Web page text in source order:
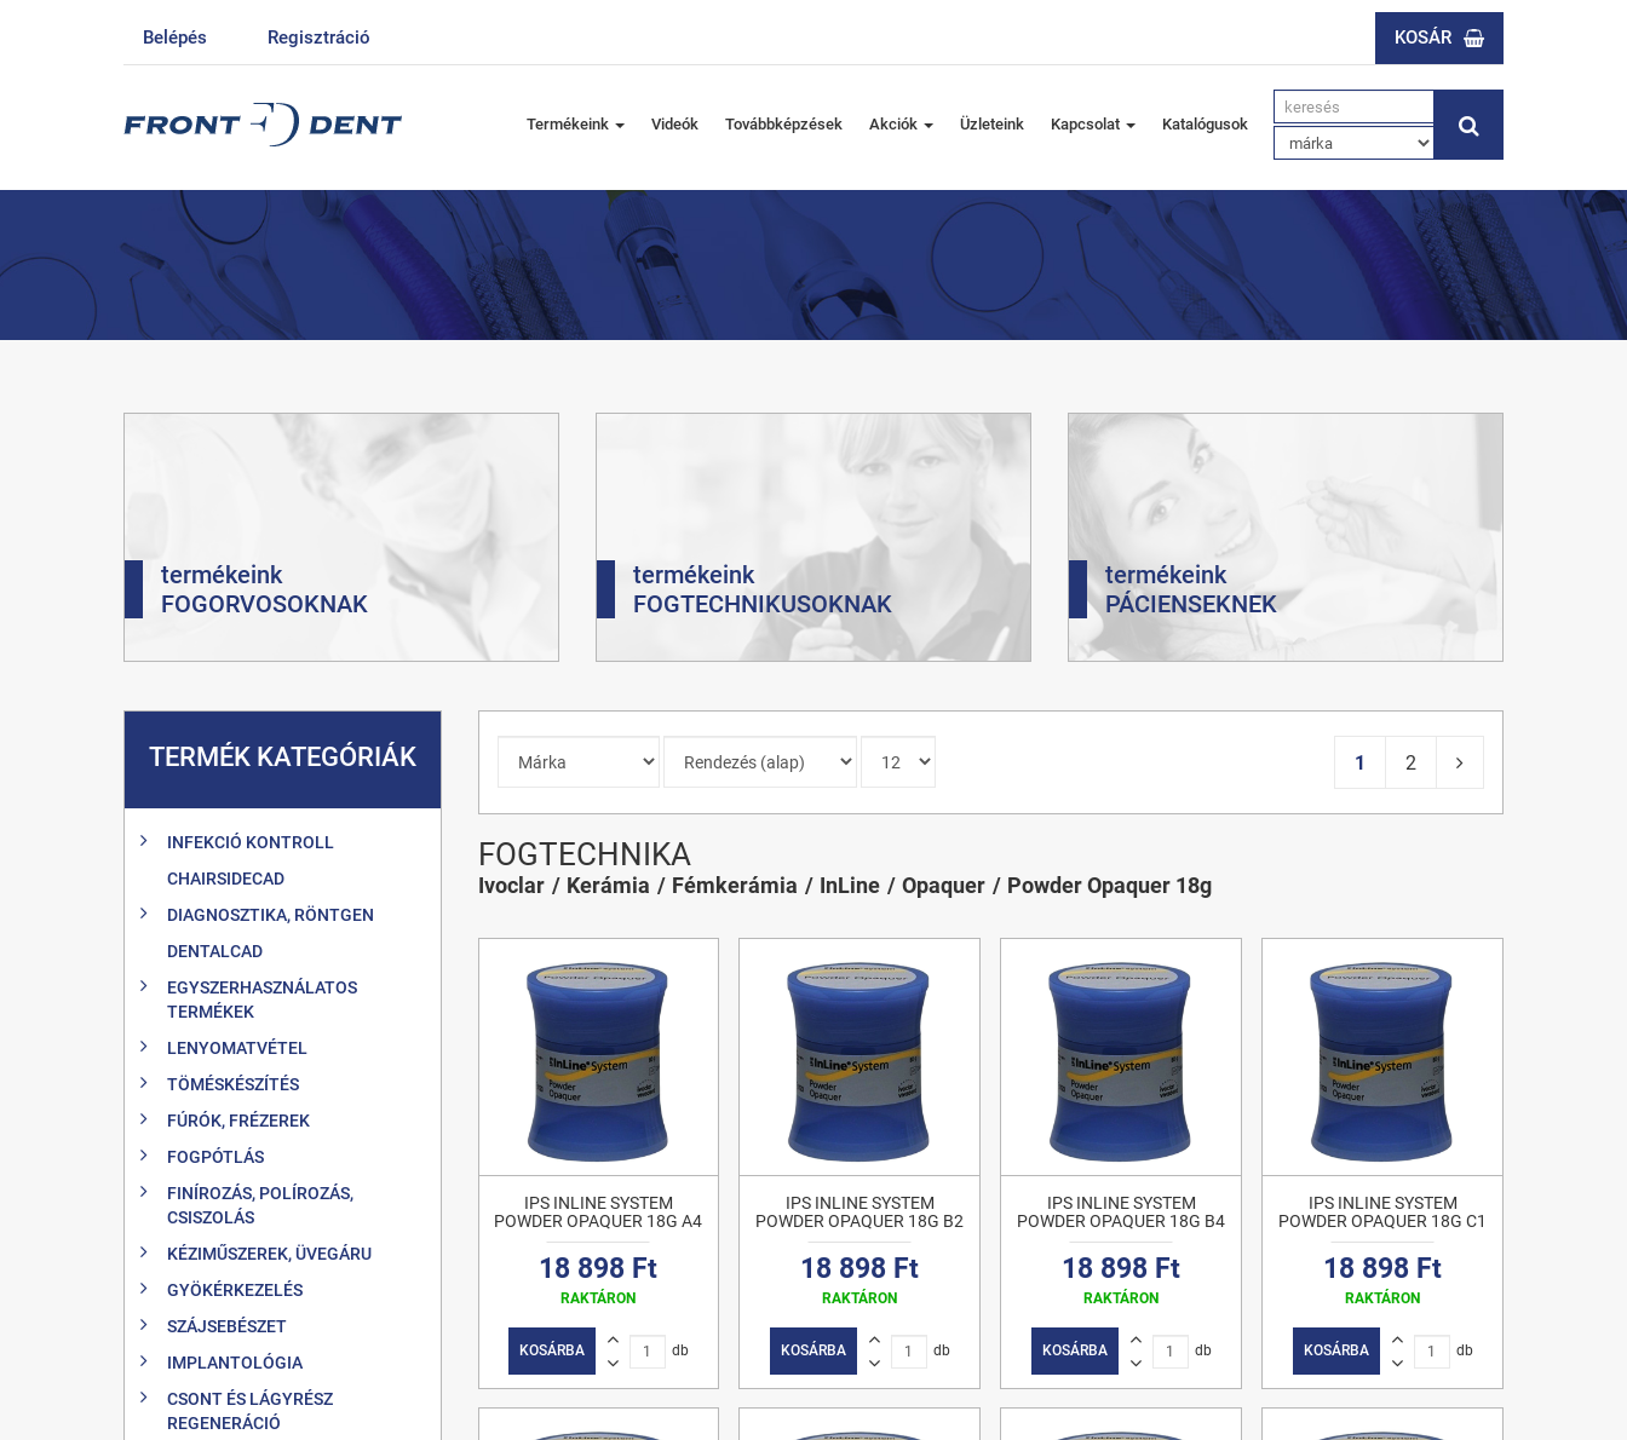
Belépés Regisztráció KOSÁR
Termékeink Videók Továbbképzések Akciók Üzleteink Kapcsolat Katalógusok
termékeink
FOGORVOSOKNAK
termékeink
FOGTECHNIKUSOKNAK
termékeink
PÁCIENSEKNEK
TERMÉK KATEGÓRIÁK
INFEKCIÓ KONTROLL
CHAIRSIDECAD
DIAGNOSZTIKA, RÖNTGEN
DENTALCAD
EGYSZERHASZNÁLATOS
TERMÉKEK
LENYOMATVÉTEL
TÖMÉSKÉSZÍTÉS
FÚRÓK, FRÉZEREK
FOGPÓTLÁS
FINÍROZÁS, POLÍROZÁS,
CSISZOLÁS
KÉZIMŰSZEREK, ÜVEGÁRU
GYÖKÉRKEZELÉS
SZÁJSEBÉSZET
IMPLANTOLÓGIA
CSONT ÉS LÁGYRÉSZ
REGENERÁCIÓ
1 2
FOGTECHNIKA
Ivoclar Kerámia Fémkerámia InLine Opaquer Powder Opaquer 18g
IPS INLINE SYSTEM
POWDER OPAQUER 18G A4
18 898 Ft
RAKTÁRON
KOSÁRBA db
IPS INLINE SYSTEM
POWDER OPAQUER 18G B2
18 898 Ft
RAKTÁRON
KOSÁRBA db
IPS INLINE SYSTEM
POWDER OPAQUER 18G B4
18 898 Ft
RAKTÁRON
KOSÁRBA db
IPS INLINE SYSTEM
POWDER OPAQUER 18G C1
18 898 Ft
RAKTÁRON
KOSÁRBA db